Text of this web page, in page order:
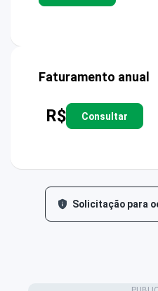
Faturamento anual
R$ Consultar
Solicitação para